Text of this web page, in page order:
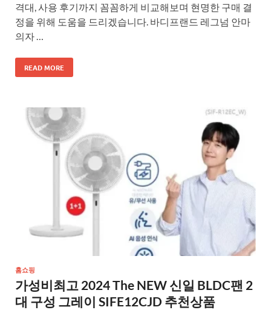
격대, 사용 후기까지 꼼꼼하게 비교해보며 현명한 구매 결
정을 위해 도움을 드리겠습니다. 바디프랜드 레그넘 안마
의자 …
READ MORE
홈쇼핑
가성비최고 2024 The NEW 신일 BLDC팬 2
대 구성 그레이 SIFE12CJD 추천상품